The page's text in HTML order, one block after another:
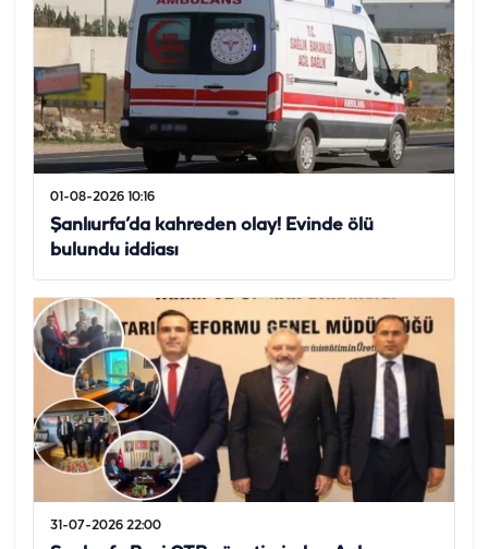
01-08-2026 10:16
Şanlıurfa’da kahreden olay! Evinde ölü
bulundu iddiası
31-07-2026 22:00